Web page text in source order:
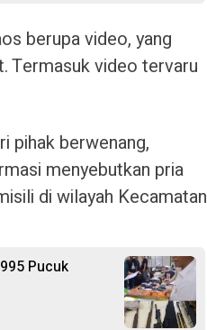
berupa video, yang
Termasuk video tervaru
pihak berwenang,
menyebutkan pria
di wilayah Kecamatan
Pucuk